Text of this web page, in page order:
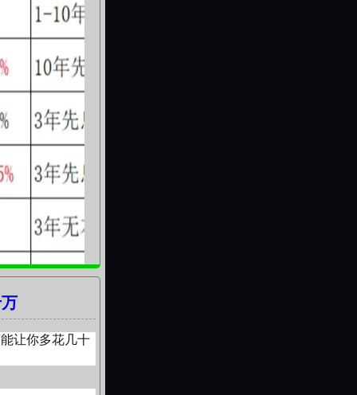
让你多花几十